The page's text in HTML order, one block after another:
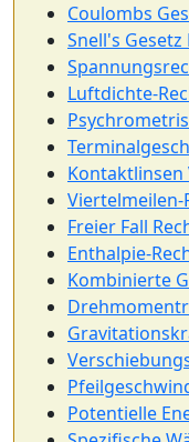
Coulombs
Snell's Gesetz
Luftdichte-
Kontaktlinsen
Viertelmeilen-
Freier Fall
Enthalpie-
Kombinierte
Potentielle